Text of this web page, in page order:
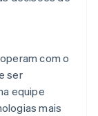
com o
ser
equipe
mais